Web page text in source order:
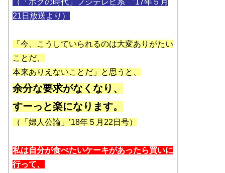
（「ボクの時代」フジテレビ系 ’17年５月
21日放送より）
「今、こうしていられるのは大変ありがたい
ことだ、
本来ありえないことだ」と思うと、
余分な要求がなくなり、
すーっと楽になります。
（「婦人公論」’18年５月22日号）
私は自分が食べたいケーキがあったら買いに
行って、